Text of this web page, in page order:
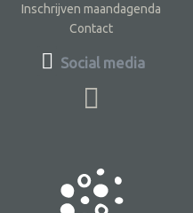
Inschrijven maandagenda
Contact
Social media